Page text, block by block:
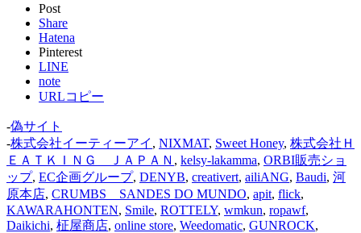
Post
Share
Hatena
Pinterest
LINE
note
URLコピー
-偽サイト
-株式会社イーティーアイ , NIXMAT, Sweet Honey, 株式会社Ｈ
ＥＡＴＫＩＮＧ ＪＡＰＡＮ , kelsy-lakamma, ORBI販売ショ
ップ, EC企画グループ, DENYB, creativert, ailiANG, Baudi, 河
原本店, CRUMBS SANDES DO MUNDO, apit, flick,
KAWARAHONTEN, Smile, ROTTELY, wmkun, ropawf,
Daikichi, 柾屋商店, online store, Weedomatic, GUNROCK,